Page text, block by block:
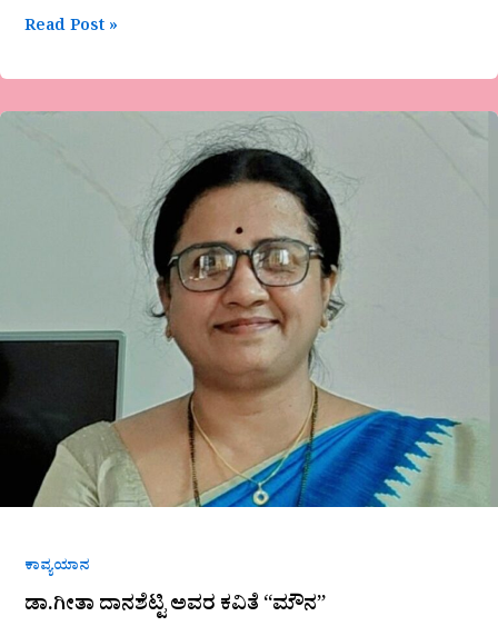
Read Post »
ಕಾವ್ಯಯಾನ
ಡಾ.ಗೀತಾ ದಾನಶೆಟ್ಟಿ ಅವರ ಕವಿತೆ “ಮೌನ”